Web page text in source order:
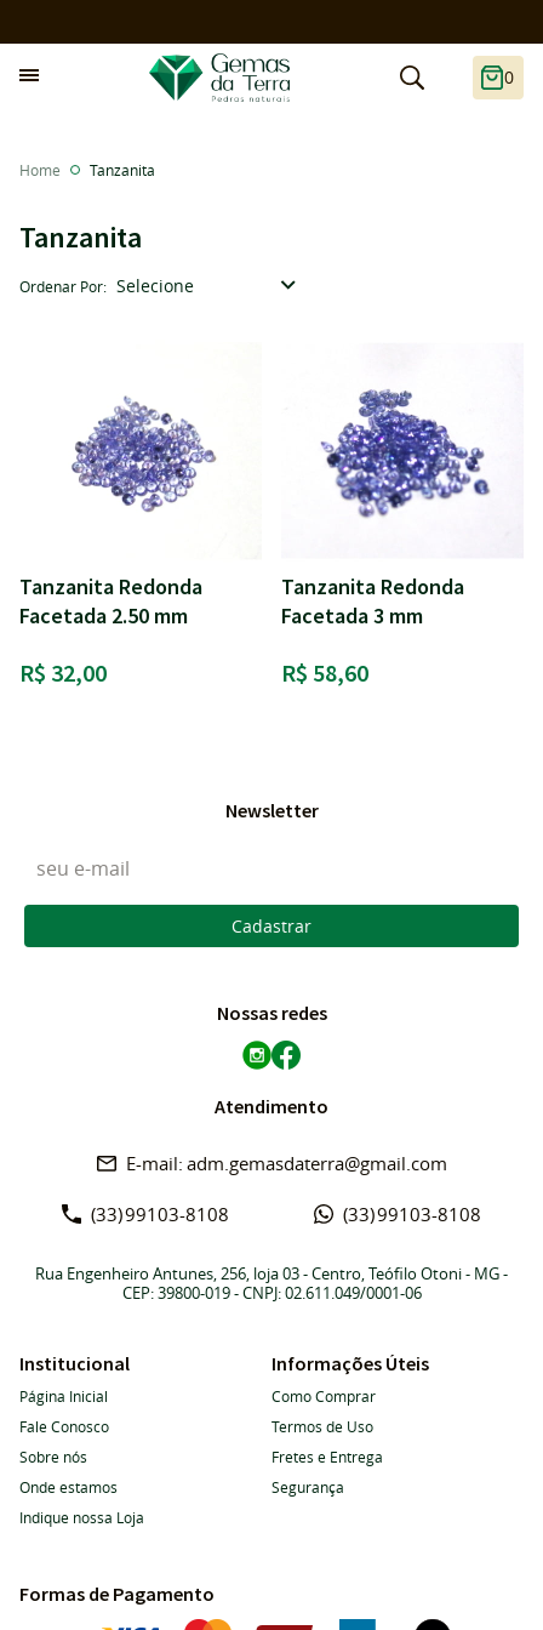
0
Tanzanita
Home Tanzanita
Ordenar Por Selecione
Tanzanita Redonda
Facetada 2.50 mm
R$ 32,00
Tanzanita Redonda
Facetada 3 mm
R$ 58,60
Newsletter
Cadastrar
Nossas redes
Atendimento
(33)99103-8108 (33)99103-8108
adm.gemasdaterra@gmail.com
Rua Engenheiro Antunes, 256, loja 03-Centro, Teófilo Otoni- MG-
CEP: 39800-019- CNPJ: 02.611.049/0001-06
Institucional
Página Inicial
Fale Conosco
Sobre nós
Onde estamos
Indique nossa Loja
Informações Úteis
Como Comprar
Termos de Uso
Fretes e Entrega
Segurança
Formas de Pagamento